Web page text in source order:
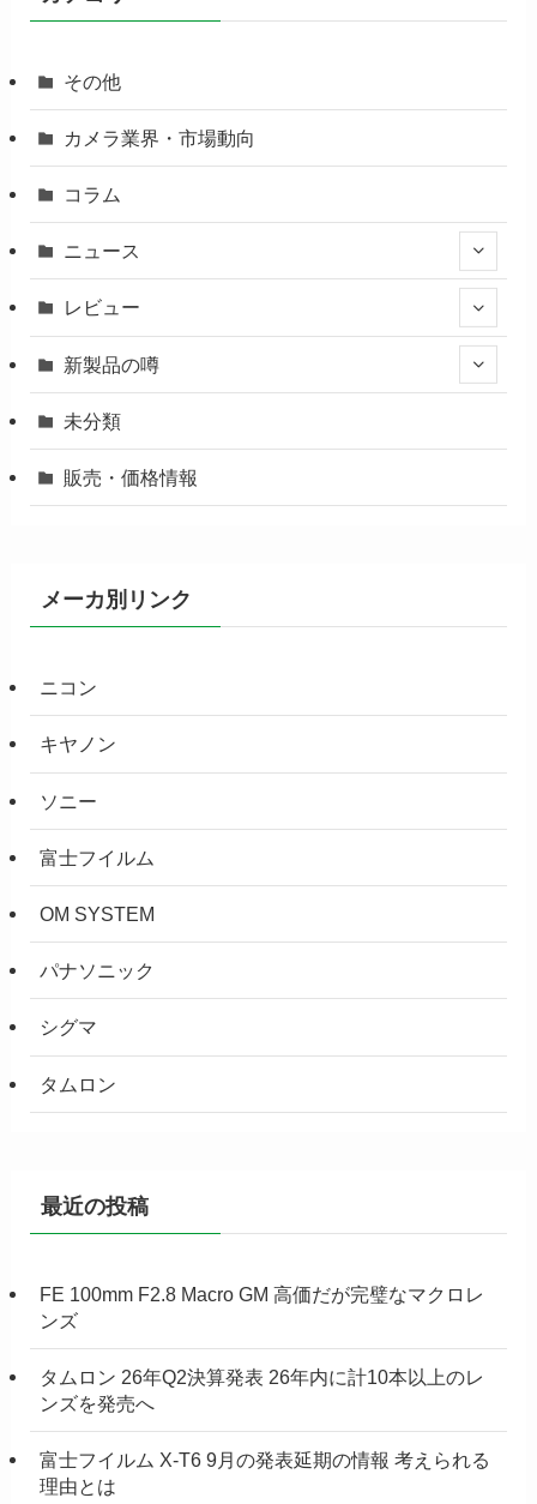
その他
カメラ業界・市場動向
コラム
ニュース
レビュー
新製品の噂
未分類
販売・価格情報
メーカ別リンク
ニコン
キヤノン
ソニー
富士フイルム
OM SYSTEM
パナソニック
シグマ
タムロン
最近の投稿
FE 100mm F2.8 Macro GM 高価だが完璧なマクロレ
ンズ
タムロン 26年Q2決算発表 26年内に計10本以上のレ
ンズを発売へ
富士フイルム X-T6 9月の発表延期の情報 考えられる
理由とは